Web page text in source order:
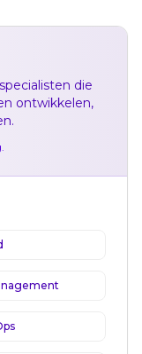
die
ontwikkelen,